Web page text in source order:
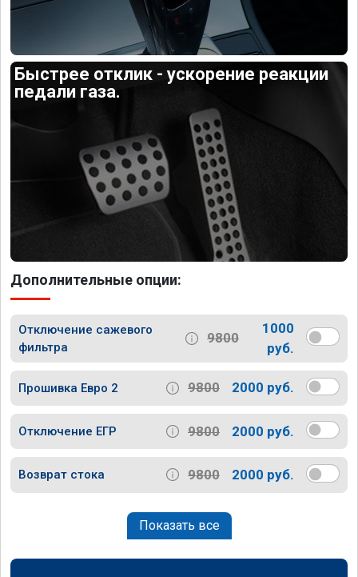
Быстрее отклик - ускорение реакции
педали газа.
Дополнительные опции:
Отключение сажевого
фильтра
9800
1000
руб.
Прошивка Евро 2 9800 2000 руб.
Отключение ЕГР 9800 2000 руб.
Возврат стока 9800 2000 руб.
Показать все